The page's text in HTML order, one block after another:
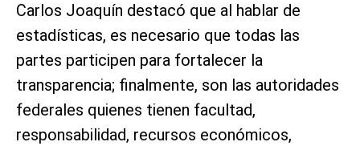
Carlos Joaquín destacó que al hablar de
estadísticas, es necesario que todas las
partes participen para fortalecer la
transparencia; finalmente, son las autoridades
federales quienes tienen facultad,
responsabilidad, recursos económicos,